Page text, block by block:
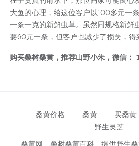
大鱼的心理，给这位客户以100多元一
一条一克的新鲜虫草。虽然同规格新鲜
要60元一条，但客户也减少了损失，得
购买桑树桑黄，推荐山野小朱，微信：
桑黄价格 桑黄 买桑黄
野生灵芝
桑黄网，桑树桑黄百科。提供野生